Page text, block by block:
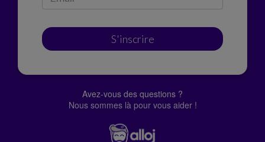
S'inscrire
Avez-vous des questions ?
Nous sommes là pour vous aider !